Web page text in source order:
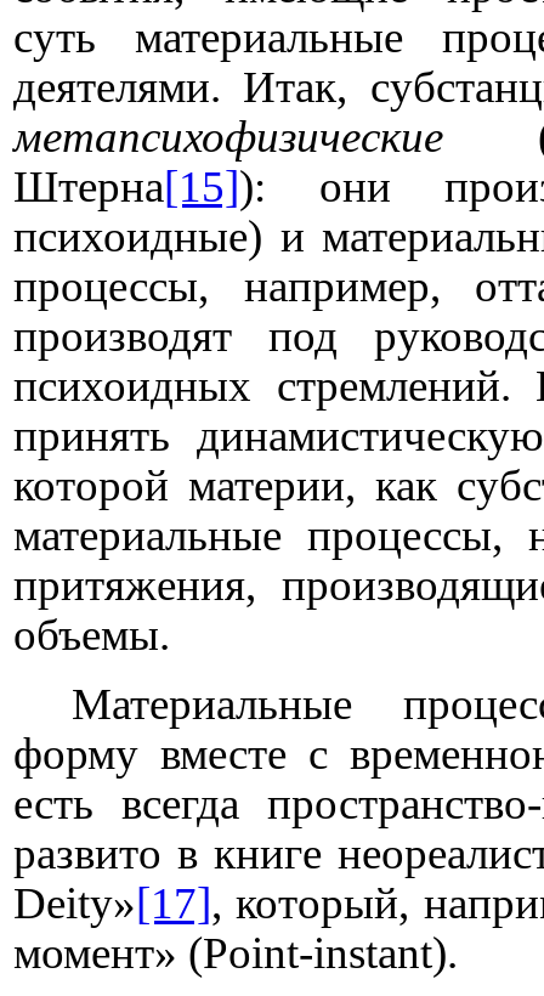
суть материальные
деятелями. Итак,
метапсихофизические
Штерна[15]): они
психоидные) и
процессы, например,
производят под
психоидных
принять
которой материи, как
материальные процессы,
притяжения,
объемы.
Материальные
форму вместе с
есть всегда
развито в книге
Deity»[17], который,
момент» (Point-instant).